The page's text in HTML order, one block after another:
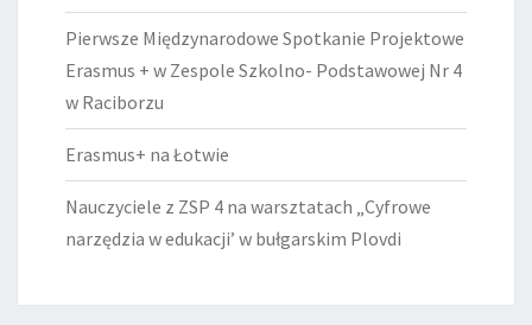
Pierwsze Międzynarodowe Spotkanie Projektowe
Erasmus + w Zespole Szkolno- Podstawowej Nr 4
w Raciborzu
Erasmus+ na Łotwie
Nauczyciele z ZSP 4 na warsztatach „Cyfrowe
narzędzia w edukacji’ w bułgarskim Plovdi